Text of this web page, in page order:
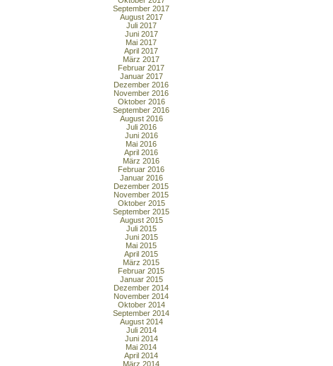
September 2017
August 2017
Juli 2017
Juni 2017
Mai 2017
April 2017
März 2017
Februar 2017
Januar 2017
Dezember 2016
November 2016
Oktober 2016
September 2016
August 2016
Juli 2016
Juni 2016
Mai 2016
April 2016
März 2016
Februar 2016
Januar 2016
Dezember 2015
November 2015
Oktober 2015
September 2015
August 2015
Juli 2015
Juni 2015
Mai 2015
April 2015
März 2015
Februar 2015
Januar 2015
Dezember 2014
November 2014
Oktober 2014
September 2014
August 2014
Juli 2014
Juni 2014
Mai 2014
April 2014
März 2014